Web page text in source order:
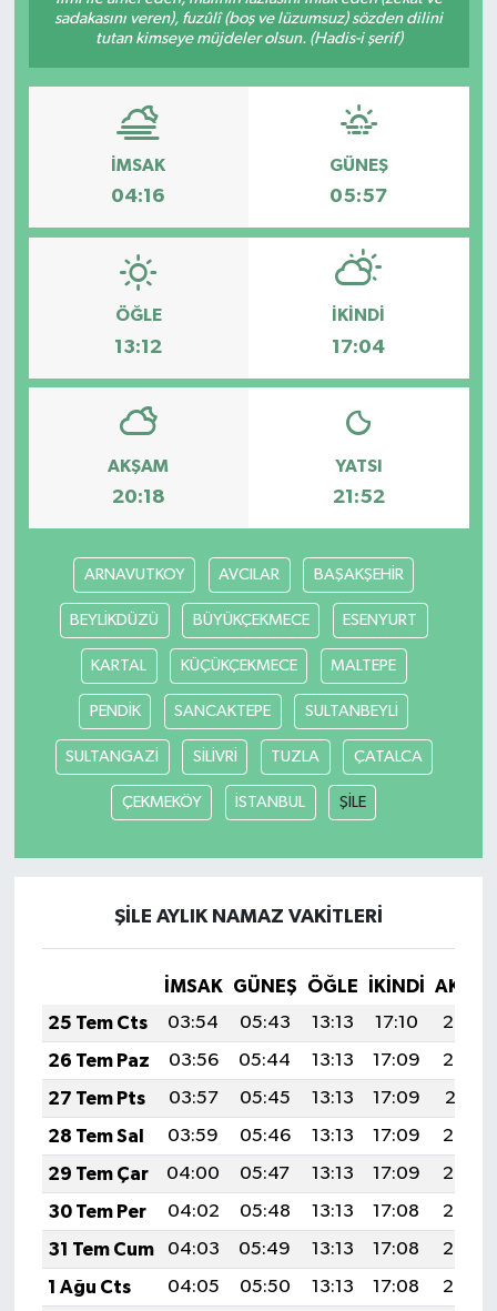
sadakasını veren), fuzûlî (boş ve lüzumsuz) sözden dilini
tutan kimseye müjdeler olsun. (Hadis-i şerif)
İMSAK
04:16
GÜNEŞ
05:57
ÖĞLE
13:12
İKINDI
17:04
AKŞAM
20:18
YATSI
21:52
ARNAVUTKOY AVCILAR BAŞAKŞEHİR
BEYLİKDÜZÜ BÜYÜKÇEKMECE ESENYURT
KARTAL KÜÇÜKÇEKMECE MALTEPE
PENDİK SANCAKTEPE SULTANBEYLİ
SULTANGAZİ SİLİVRİ TUZLA ÇATALCA
ÇEKMEKÖY İSTANBUL ŞİLE
ŞİLE AYLIK NAMAZ VAKITLERI
İMSAK GÜNEŞ ÖĞLE İKINDI
25 Tem Cts
03:54 05:43 13:13 17:10
20:33
26 Tem Paz
03:56 05:44 13:13 17:09
20:32
27 Tem Pts
03:57 05:45 13:13 17:09
20:31
28 Tem Sal
03:59 05:46 13:13 17:09
20:30
29 Tem Çar
04:00 05:47 13:13 17:09
20:29
30 Tem Per
04:02 05:48 13:13 17:08
20:28
31 Tem Cum
04:03 05:49 13:13 17:08
20:27
1 Ağu Cts
04:05 05:50 13:13 17:08
20:26
Siyaset
Kültür Sanat
Hasköy
Korkut
Bulanık
Malazgirt
Varto